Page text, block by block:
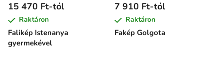
Falikép Istenanya
gyermekével
15 470 Ft-tól
Raktáron
Fakép Golgota
7 910 Ft-tól
Raktáron